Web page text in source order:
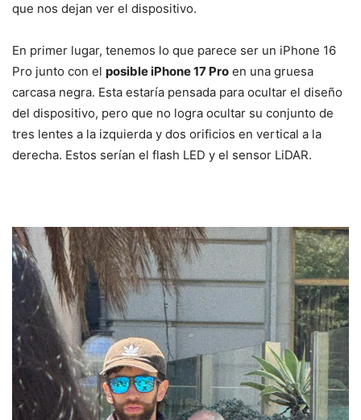
que nos dejan ver el dispositivo.
En primer lugar, tenemos lo que parece ser un iPhone 16
Pro junto con el posible iPhone 17 Pro en una gruesa
carcasa negra. Esta estaría pensada para ocultar el diseño
del dispositivo, pero que no logra ocultar su conjunto de
tres lentes a la izquierda y dos orificios en vertical a la
derecha. Estos serían el flash LED y el sensor LiDAR.